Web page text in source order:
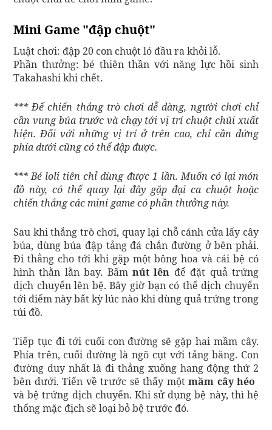
Mini Game "đập chuột"
Luật chơi: đập 20 con chuột ló đầu ra khỏi lỗ.
Phần thưởng: bé thiên thần với năng lực hồi sinh
Takahashi khi chết.
*** Để chiến thắng trò chơi dễ dàng, người chơi chỉ
cần vung búa trước và chạy tới vị trí chuột chũi xuất
hiện. Đối với những vị trí ở trên cao, chỉ cần đứng
phía dưới cũng có thể đập được.
*** Bé loli tiên chỉ dùng được 1 lần. Muốn có lại món
đồ này, có thể quay lại đây gặp đại ca chuột hoặc
chiến thắng các mini game có phần thưởng này.
Sau khi thắng trò chơi, quay lại chỗ cánh cửa lấy cây
búa, dùng búa đập tảng đá chắn đường ở bên phải.
Đi thẳng cho tới khi gặp một bông hoa và cái bệ có
hình thằn lằn bay. Bấm nút lên để đặt quả trứng
dịch chuyển lên bệ. Bây giờ bạn có thể dịch chuyển
tới điểm này bất kỳ lúc nào khi dùng quả trứng trong
túi đồ.
Tiếp tục đi tới cuối con đường sẽ gặp hai mầm cây.
Phía trên, cuối đường là ngõ cụt với tảng băng. Con
đường duy nhất là đi thẳng xuống hang động thứ 2
bên dưới. Tiến về trước sẽ thấy mộtmầm cây héo
và​​​ bệ trứng dịch chuyển. Khi sử dụng bệ này, thì hệ
thống mặc địch sẽ loại bỏ bệ trước đó.